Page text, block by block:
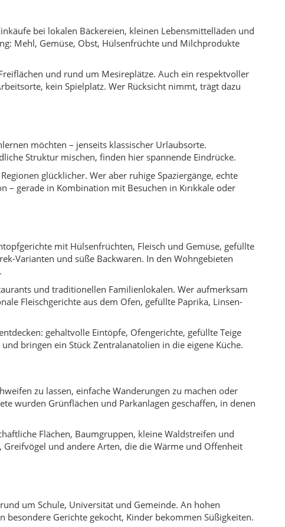
glücklicher. Wer aber ruhige Spaziergänge, echte
gerade in Kombination mit Besuchen in Kırıkkale oder
mit Hülsenfrüchten, Fleisch und Gemüse, gefüllte
Varianten und süße Backwaren. In den Wohngebieten
und traditionellen Familienlokalen. Wer aufmerksam
Fleischgerichte aus dem Ofen, gefüllte Paprika, Linsen-
gehaltvolle Eintöpfe, Ofengerichte, gefüllte Teige
bringen ein Stück Zentralanatolien in die eigene Küche.
zu lassen, einfache Wanderungen zu machen oder
wurden Grünflächen und Parkanlagen geschaffen, in denen
Flächen, Baumgruppen, kleine Waldstreifen und
und andere Arten, die die Wärme und Offenheit
um Schule, Universität und Gemeinde. An hohen
Gerichte gekocht, Kinder bekommen Süßigkeiten.
Wer länger in Yahşihan bleibt, sollte Aushänge an
Theateraufführungen oder Jugendprojekten. Solche
früh von dörflichen Strukturen geprägt.
Zentren der Region.
zwischen Anatoliens Zentren an Bedeutung.
mit wachsender Bevölkerung und junger